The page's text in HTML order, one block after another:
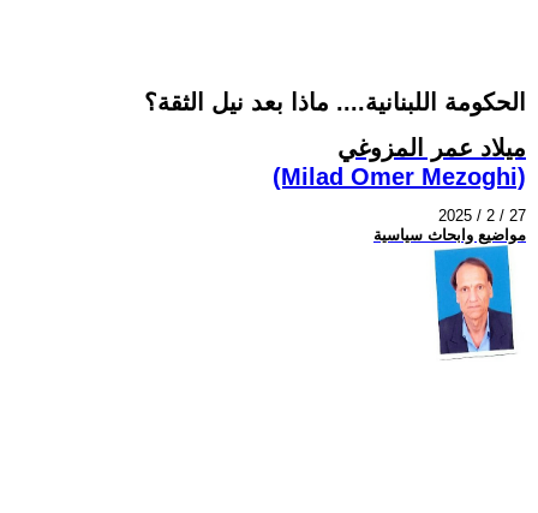
الحكومة اللبنانية.... ماذا بعد نيل الثقة؟
ميلاد عمر المزوغي
(Milad Omer Mezoghi)
2025 / 2 / 27
مواضيع وابحاث سياسية